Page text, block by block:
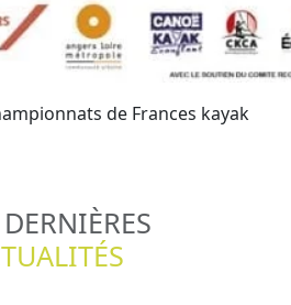
de Frances kayak